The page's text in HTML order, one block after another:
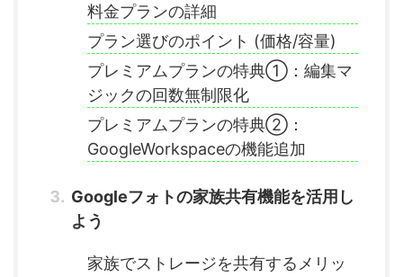
料金プランの詳細
プラン選びのポイント (価格/容量)
プレミアムプランの特典①：編集マ
ジックの回数無制限化
プレミアムプランの特典②：
GoogleWorkspaceの機能追加
Googleフォトの家族共有機能を活用し
よう
家族でストレージを共有するメリッ